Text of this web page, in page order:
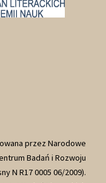
przez Narodowe
Badań i Rozwoju
N R17 0005 06/2009).